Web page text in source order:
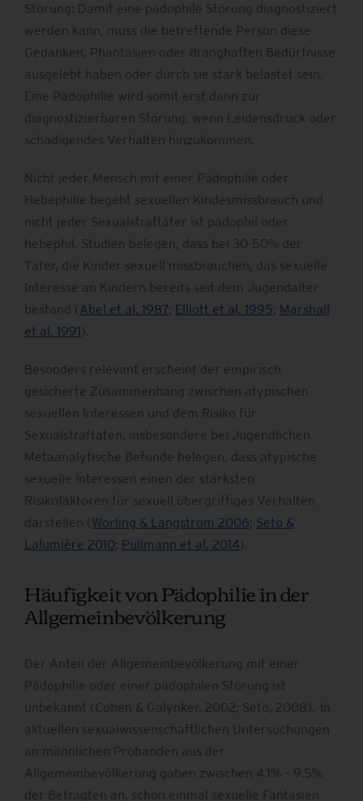
Störung: Damit eine pädophile Störung diagnostiziert
werden kann, muss die betreffende Person diese
Gedanken, Phantasien oder dranghaften Bedürfnisse
ausgelebt haben oder durch sie stark belastet sein.
Eine Pädophilie wird somit erst dann zur
diagnostizierbaren Störung, wenn Leidensdruck oder
schädigendes Verhalten hinzukommen.
Nicht jeder Mensch mit einer Pädophilie oder
Hebephilie begeht sexuellen Kindesmissbrauch und
nicht jeder Sexualstraftäter ist pädophil oder
hebephil. Studien belegen, dass bei 30-50% der
Täter, die Kinder sexuell missbrauchen, das sexuelle
Interesse an Kindern bereits seit dem Jugendalter
bestand ( Abel et al. 1987; Elliott et al. 1995; Marshall
et al. 1991).
Besonders relevant erscheint der empirisch
gesicherte Zusammenhang zwischen atypischen
sexuellen Interessen und dem Risiko für
Sexualstraftaten, insbesondere bei Jugendlichen.
Metaanalytische Befunde belegen, dass atypische
sexuelle Interessen einen der stärksten
Risikofaktoren für sexuell übergriffiges Verhalten
darstellen ( Worling & Langström 2006; Seto &
Lalumière 2010; Pullmann et al. 2014).
Häufigkeit von Pädophilie in der
Allgemeinbevölkerung
Der Anteil der Allgemeinbevölkerung mit einer
Pädophilie oder einer pädophilen Störung ist
unbekannt (Cohen & Galynker, 2002; Seto, 2008). In
aktuellen sexualwissenschaftlichen Untersuchungen
an männlichen Probanden aus der
Allgemeinbevölkerung gaben zwischen 4.1% – 9.5%
der Befragten an, schon einmal sexuelle Fantasien